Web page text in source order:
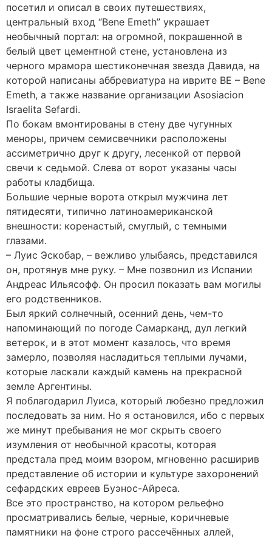
посетил и описал в своих путешествиях,
центральный вход “Bene Emeth” украшает
необычный портал: на огромной, покрашенной в
белый цвет цементной стене, установлена из
черного мрамора шестиконечная звезда Давида, на
которой написаны аббревиатура на иврите BE – Bene
Emeth, а также название организации Asosiacion
Israelita Sefardi.
По бокам вмонтированы в стену две чугунных
меноры, причем семисвечники расположены
ассиметрично друг к другу, лесенкой от первой
свечи к седьмой. Слева от ворот указаны часы
работы кладбища.
Большие черные ворота открыл мужчина лет
пятидесяти, типично латиноамериканской
внешности: коренастый, смуглый, с темными
глазами.
– Луис Эскобар, – вежливо улыбаясь, представился
он, протянув мне руку. – Мне позвонил из Испании
Андреас Ильясофф. Он просил показать вам могилы
его родственников.
Был яркий солнечный, осенний день, чем-то
напоминающий по погоде Самарканд, дул легкий
ветерок, и в этот момент казалось, что время
замерло, позволяя насладиться теплыми лучами,
которые ласкали каждый камень на прекрасной
земле Аргентины.
Я поблагодарил Луиса, который любезно предложил
последовать за ним. Но я остановился, ибо с первых
же минут пребывания не мог скрыть своего
изумления от необычной красоты, которая
предстала пред моим взором, мгновенно расширив
представление об истории и культуре захоронений
сефардских евреев Буэнос-Айреса.
Все это пространство, на котором рельефно
просматривались белые, черные, коричневые
памятники на фоне строго рассечённых аллей,